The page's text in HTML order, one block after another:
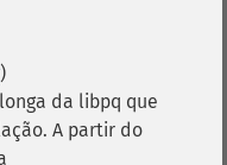
)
da libpq que
A partir do